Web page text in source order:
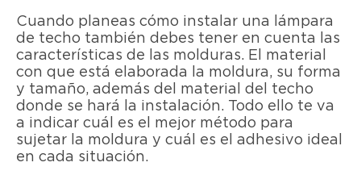
Cuando planeas cómo instalar una lámpara
de techo también debes tener en cuenta las
características de las molduras. El material
con que está elaborada la moldura, su forma
y tamaño, además del material del techo
donde se hará la instalación. Todo ello te va
a indicar cuál es el mejor método para
sujetar la moldura y cuál es el adhesivo ideal
en cada situación.